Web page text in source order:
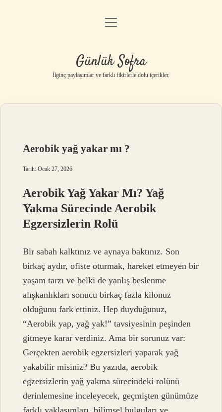
Anasayfa
Yasal Uyarı
menüyü
Günlük Sofra
İlginç paylaşımlar ve farklı fikirlerle dolu içerikler.
Aerobik yağ yakar mı ?
Tarih: Ocak 27, 2026
Aerobik Yağ Yakar Mı? Yağ
Yakma Sürecinde Aerobik
Egzersizlerin Rolü
Bir sabah kalktınız ve aynaya baktınız. Son
birkaç aydır, ofiste oturmak, hareket etmeyen bir
yaşam tarzı ve belki de yanlış beslenme
alışkanlıkları sonucu birkaç fazla kilonuz
olduğunu fark ettiniz. Hep duyduğunuz,
“Aerobik yap, yağ yak!” tavsiyesinin peşinden
gitmeye karar verdiniz. Ama bir sorunuz var:
Gerçekten aerobik egzersizleri yaparak yağ
yakabilir misiniz? Bu yazıda, aerobik
egzersizlerin yağ yakma sürecindeki rolünü
derinlemesine inceleyecek, geçmişten günümüze